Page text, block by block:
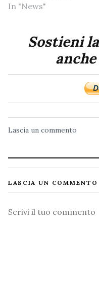
In "News"
Sostieni
Lascia un commento
LASCIA UN COMMENTO
Commento